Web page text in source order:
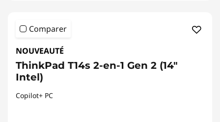
Comparer
NOUVEAUTÉ
ThinkPad T14s 2-en-1 Gen 2 (14"
Intel)
Copilot+ PC